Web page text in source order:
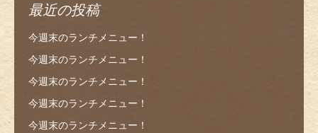
最近の投稿
今週末のランチメニュー！
今週末のランチメニュー！
今週末のランチメニュー！
今週末のランチメニュー！
今週末のランチメニュー！